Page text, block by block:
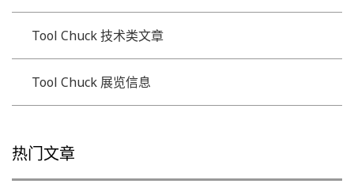
Tool Chuck 技术类文章
Tool Chuck 展览信息
热门文章